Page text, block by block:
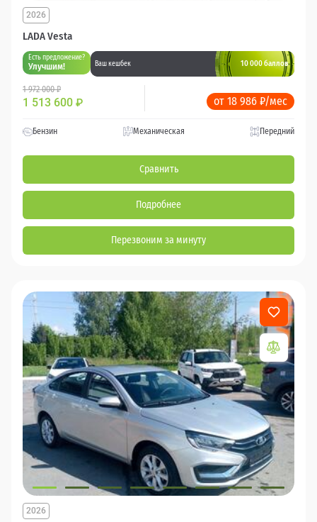
LADA Vesta
2026
Есть предложение?
Улучшим! Ваш кешбек 10 000 баллов
1 972 000 ₽
1 513 600 ₽ от 18 986 ₽/мес
Бензин Механическая Передний
Сравнить
Подробнее
Перезвоним за минуту
2026